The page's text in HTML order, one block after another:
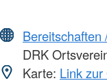
Bereitschaften
DRK
Karte: Link